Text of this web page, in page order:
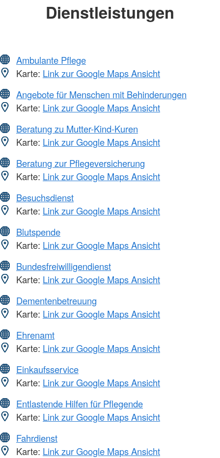
Dienstleistungen
Ambulante Pflege
Karte: Link zur Google Maps Ansicht
Angebote für Menschen mit Behinderungen
Karte: Link zur Google Maps Ansicht
Beratung zu Mutter-Kind-Kuren
Karte: Link zur Google Maps Ansicht
Beratung zur Pflegeversicherung
Karte: Link zur Google Maps Ansicht
Besuchsdienst
Karte: Link zur Google Maps Ansicht
Blutspende
Karte: Link zur Google Maps Ansicht
Bundesfreiwilligendienst
Karte: Link zur Google Maps Ansicht
Dementenbetreuung
Karte: Link zur Google Maps Ansicht
Ehrenamt
Karte: Link zur Google Maps Ansicht
Einkaufsservice
Karte: Link zur Google Maps Ansicht
Entlastende Hilfen für Pflegende
Karte: Link zur Google Maps Ansicht
Fahrdienst
Karte: Link zur Google Maps Ansicht